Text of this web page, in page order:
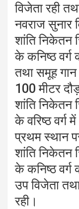
विजेता रही
नवराज सुनार
शांति निकेतन
के कनिष्ठ वर्ग
तथा समूह
100 मीटर
शांति निकेतन
के वरिष्ठ वर्ग
प्रथम स्थान
शांति निकेतन
के कनिष्ठ वर्ग
उप विजेता
रही।